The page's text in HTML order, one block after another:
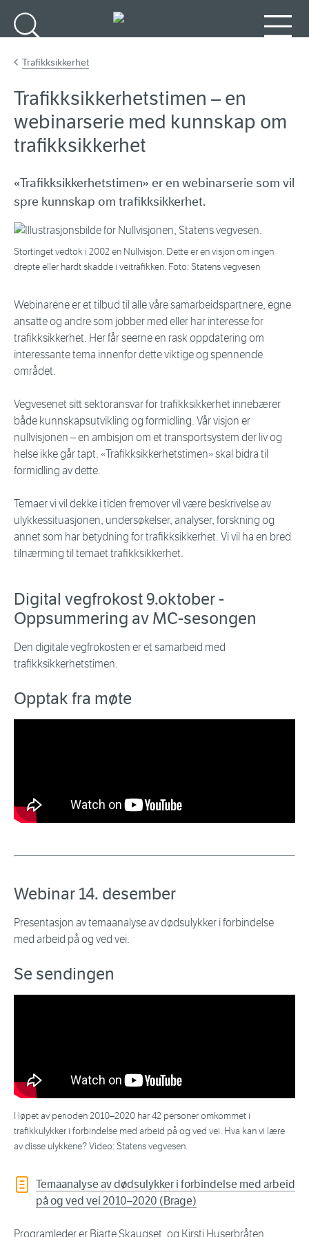
Trafikksikkerhet
Trafikksikkerhetstimen – en
webinarserie med kunnskap om
trafikksikkerhet
«Trafikksikkerhetstimen» er en webinarserie som vil
spre kunnskap om trafikksikkerhet.
Stortinget vedtok i 2002 en Nullvisjon. Dette er en visjon om ingen
drepte eller hardt skadde i veitrafikken. Foto: Statens vegvesen
Webinarene er et tilbud til alle våre samarbeidspartnere, egne
ansatte og andre som jobber med eller har interesse for
trafikksikkerhet. Her får seerne en rask oppdatering om
interessante tema innenfor dette viktige og spennende
området.
Vegvesenet sitt sektoransvar for trafikksikkerhet innebærer
både kunnskapsutvikling og formidling. Vår visjon er
nullvisjonen – en ambisjon om et transportsystem der liv og
helse ikke går tapt. «Trafikksikkerhetstimen» skal bidra til
formidling av dette.
Temaer vi vil dekke i tiden fremover vil være beskrivelse av
ulykkessituasjonen, undersøkelser, analyser, forskning og
annet som har betydning for trafikksikkerhet. Vi vil ha en bred
tilnærming til temaet trafikksikkerhet.
Digital vegfrokost 9.oktober -
Oppsummering av MC-sesongen
Den digitale vegfrokosten er et samarbeid med
trafikksikkerhetstimen.
Opptak fra møte
Webinar 14. desember
Presentasjon av temaanalyse av dødsulykker i forbindelse
med arbeid på og ved vei.
Se sendingen
I løpet av perioden 2010–2020 har 42 personer omkommet i
trafikkulykker i forbindelse med arbeid på og ved vei. Hva kan vi lære
av disse ulykkene? Video: Statens vegvesen.
Temaanalyse av dødsulykker i forbindelse med arbeid
på og ved vei 2010–2020 (Brage)
Programleder er Bjarte Skaugset, og Kirsti Huserbråten